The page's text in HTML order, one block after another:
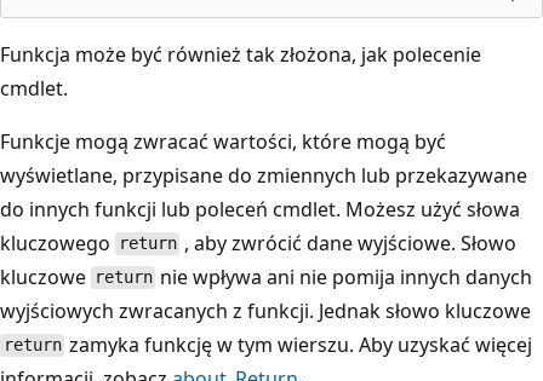
Funkcja może być również tak złożona, jak polecenie
cmdlet.
Funkcje mogą zwracać wartości, które mogą być
wyświetlane, przypisane do zmiennych lub przekazywane
do innych funkcji lub poleceń cmdlet. Możesz użyć słowa
kluczowego
return , aby zwrócić dane wyjściowe. Słowo
kluczowe return nie wpływa ani nie pomija innych danych
wyjściowych zwracanych z funkcji. Jednak słowo kluczowe
return zamyka funkcję w tym wierszu. Aby uzyskać więcej